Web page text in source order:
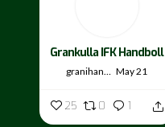
Grankulla IFK Handboll
granihandis May 21
25 0 1